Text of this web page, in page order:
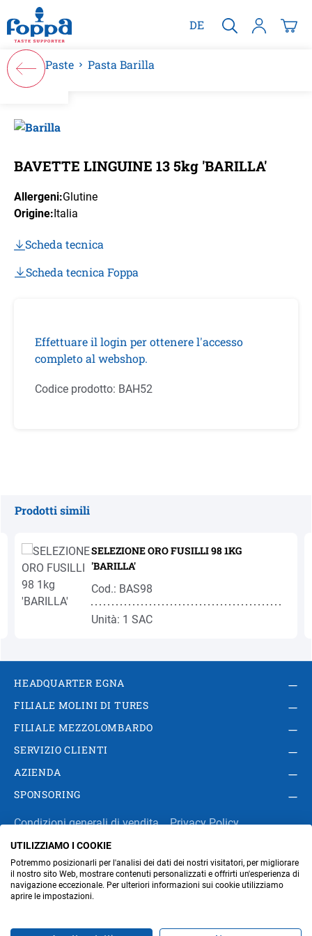
principale
DE
Paste Pasta Barilla
BAVETTE LINGUINE 13 5kg 'BARILLA'
Allergeni:Glutine
Origine:Italia
Scheda tecnica
Scheda tecnica Foppa
Effettuare il login per ottenere l'accesso
completo al webshop.
Codice prodotto: BAH52
Prodotti simili
SELEZIONE ORO FUSILLI 98 1KG
'BARILLA'
Cod.: BAS98
Unità: 1 SAC
HEADQUARTER EGNA
FILIALE MOLINI DI TURES
FILIALE MEZZOLOMBARDO
SERVIZIO CLIENTI
AZIENDA
SPONSORING
Condizioni generali di vendita
Privacy Policy
Impressum
Modifica impostazioni dei cookie
Amministrazione
UTILIZZIAMO I COOKIE
Potremmo posizionarli per l'analisi dei dati dei nostri visitatori, per migliorare
il nostro sito Web, mostrare contenuti personalizzati e offrirti un'esperienza di
navigazione eccezionale. Per ulteriori informazioni sui cookie utilizziamo
aprire le impostazioni.